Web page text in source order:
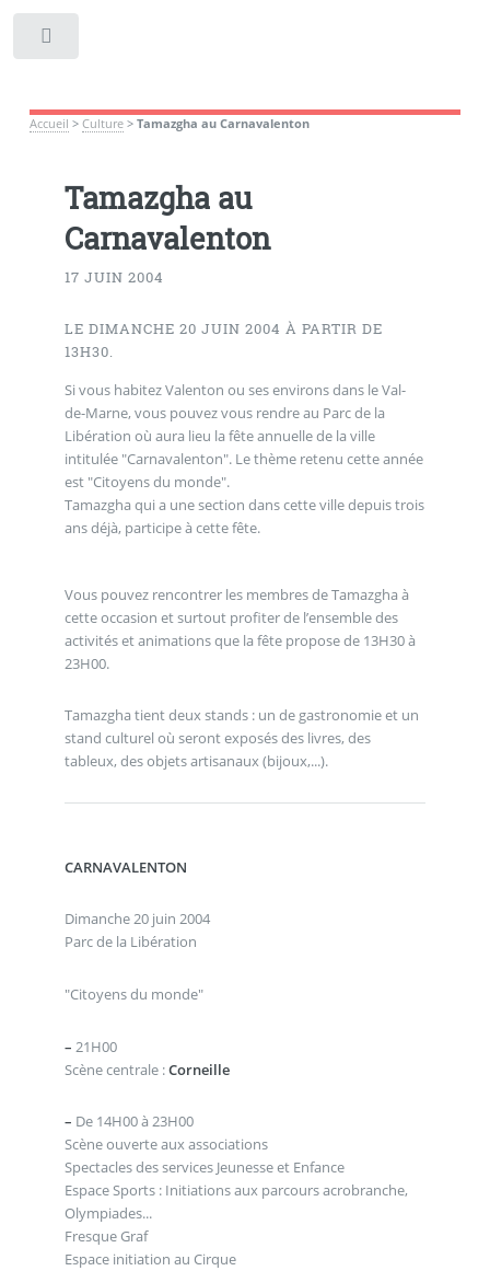
Accueil > Culture> Tamazgha au Carnavalenton
Tamazgha au
Carnavalenton
17 JUIN 2004
LE DIMANCHE 20 JUIN 2004 À PARTIR DE
13H30.
Si vous habitez Valenton ou ses environs dans le Val-
de-Marne, vous pouvez vous rendre au Parc de la
Libération où aura lieu la fête annuelle de la ville
intitulée "Carnavalenton". Le thème retenu cette année
est "Citoyens du monde".
Tamazgha qui a une section dans cette ville depuis trois
ans déjà, participe à cette fête.
Vous pouvez rencontrer les membres de Tamazgha à
cette occasion et surtout profiter de l’ensemble des
activités et animations que la fête propose de 13H30 à
23H00.
Tamazgha tient deux stands : un de gastronomie et un
stand culturel où seront exposés des livres, des
tableux, des objets artisanaux (bijoux,...).
CARNAVALENTON
Dimanche 20 juin 2004
Parc de la Libération
"Citoyens du monde"
– 21H00
Scène centrale :Corneille
– De 14H00 à 23H00
Scène ouverte aux associations
Spectacles des services Jeunesse et Enfance
Espace Sports : Initiations aux parcours acrobranche,
Olympiades...
Fresque Graf
Espace initiation au Cirque